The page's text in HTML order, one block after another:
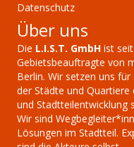
Datenschutz
Über uns
Die L.I.S.T. GmbH ist
Gebietsbeauftragte von
Berlin. Wir setzen uns
der Städte und
und Stadtteilentwicklung
Wir sind
Lösungen im Stadtteil.